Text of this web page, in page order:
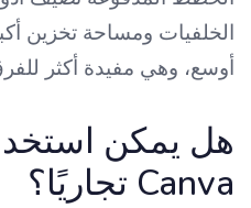
الخلفيات ومساحة تخزين
أوسع، وهي مفيدة أكثر
هل يمكن
Canva تجاريًا؟